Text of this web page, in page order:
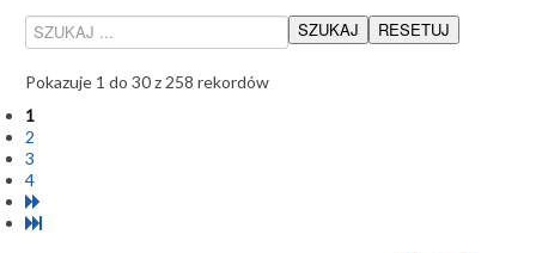
Pokazuje 1 do 30 z 258 rekordów
1
2
3
4